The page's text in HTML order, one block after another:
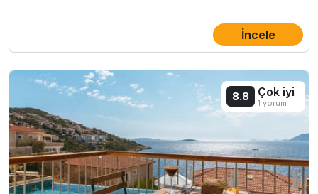
İncele
8.8 Çok iyi
1 yorum